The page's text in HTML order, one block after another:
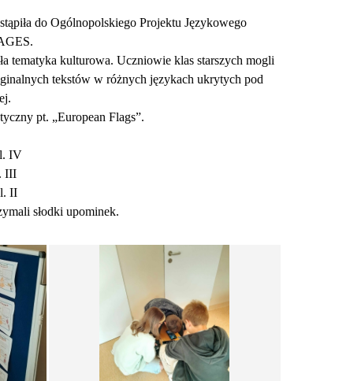
do Ogólnopolskiego Projektu Językowego
tematyka kulturowa. Uczniowie klas starszych mogli
tekstów w różnych językach ukrytych pod
pt. „European Flags”.
IV
III
II
słodki upominek.